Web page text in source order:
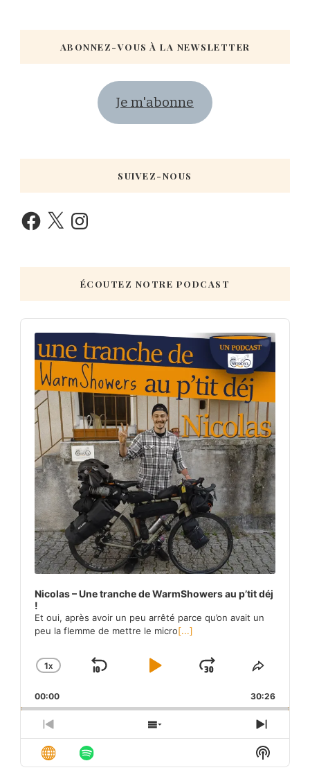
ABONNEZ-VOUS À LA NEWSLETTER
Je m'abonne
SUIVEZ-NOUS
ÉCOUTEZ NOTRE PODCAST
Audio
Player
Nicolas – Une tranche de WarmShowers au p’tit déj
!
Et oui, après avoir un peu arrêté parce qu’on avait un
peu la flemme de mettre le micro[...]
CHANGE
RATE
1X
SKIP
PLAYJUMP
FORWARD
SHARE
00:00 30:26
PREVIOUS
EPISODE
SHOW
EPISODES
NEXT
Show